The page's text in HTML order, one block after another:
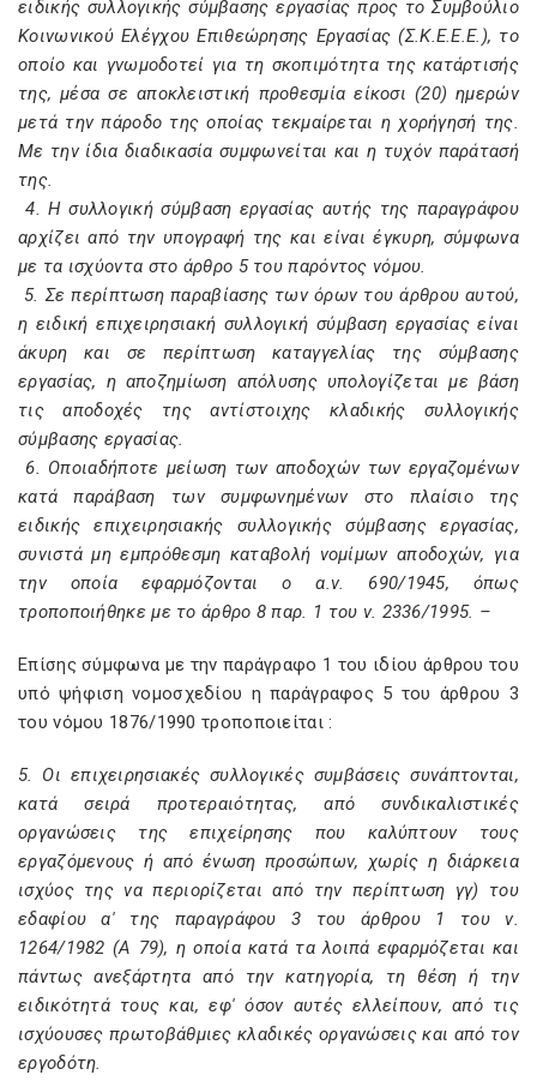
ειδικής συλλογικής σύμβασης εργασίας προς το Συμβούλιο
Κοινωνικού Ελέγχου Επιθεώρησης Εργασίας (Σ.Κ.Ε.Ε.Ε.), το
οποίο και γνωμοδοτεί για τη σκοπιμότητα της κατάρτισής
της, μέσα σε αποκλειστική προθεσμία είκοσι (20) ημερών
μετά την πάροδο της οποίας τεκμαίρεται η χορήγησή της.
Με την ίδια διαδικασία συμφωνείται και η τυχόν παράτασή
της.
4. Η συλλογική σύμβαση εργασίας αυτής της παραγράφου
αρχίζει από την υπογραφή της και είναι έγκυρη, σύμφωνα
με τα ισχύοντα στο άρθρο 5 του παρόντος νόμου.
5. Σε περίπτωση παραβίασης των όρων του άρθρου αυτού,
η ειδική επιχειρησιακή συλλογική σύμβαση εργασίας είναι
άκυρη και σε περίπτωση καταγγελίας της σύμβασης
εργασίας, η αποζημίωση απόλυσης υπολογίζεται με βάση
τις αποδοχές της αντίστοιχης κλαδικής συλλογικής
σύμβασης εργασίας.
6. Οποιαδήποτε μείωση των αποδοχών των εργαζομένων
κατά παράβαση των συμφωνημένων στο πλαίσιο της
ειδικής επιχειρησιακής συλλογικής σύμβασης εργασίας,
συνιστά μη εμπρόθεσμη καταβολή νομίμων αποδοχών, για
την οποία εφαρμόζονται ο α.ν. 690/1945, όπως
τροποποιήθηκε με το άρθρο 8 παρ. 1 του ν. 2336/1995. –
Επίσης σύμφωνα με την παράγραφο 1 του ιδίου άρθρου του
υπό ψήφιση νομοσχεδίου η παράγραφος 5 του άρθρου 3
του νόμου 1876/1990 τροποποιείται :
5. Οι επιχειρησιακές συλλογικές συμβάσεις συνάπτονται,
κατά σειρά προτεραιότητας, από συνδικαλιστικές
οργανώσεις της επιχείρησης που καλύπτουν τους
εργαζόμενους ή από ένωση προσώπων, χωρίς η διάρκεια
ισχύος της να περιορίζεται από την περίπτωση γγ) του
εδαφίου α' της παραγράφου 3 του άρθρου 1 του ν.
1264/1982 (Α 79), η οποία κατά τα λοιπά εφαρμόζεται και
πάντως ανεξάρτητα από την κατηγορία, τη θέση ή την
ειδικότητά τους και, εφ' όσον αυτές ελλείπουν, από τις
ισχύουσες πρωτοβάθμιες κλαδικές οργανώσεις και από τον
εργοδότη.